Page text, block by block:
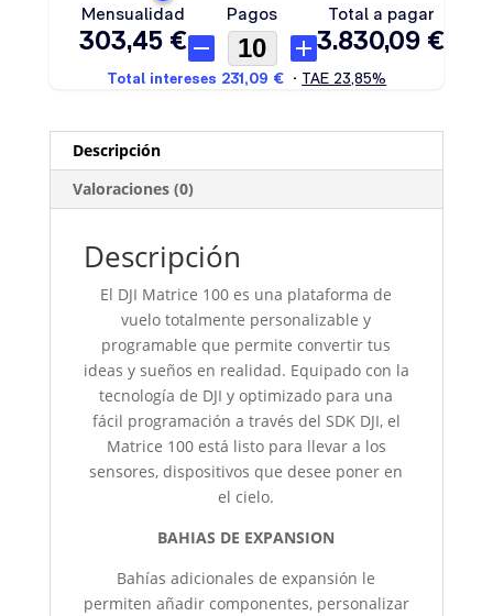
Descripción
Valoraciones (0)
Descripción
El DJI Matrice 100 es una plataforma de
vuelo totalmente personalizable y
programable que permite convertir tus
ideas y sueños en realidad. Equipado con la
tecnología de DJI y optimizado para una
fácil programación a través del SDK DJI, el
Matrice 100 está listo para llevar a los
sensores, dispositivos que desee poner en
el cielo.
BAHIAS DE EXPANSION
Bahías adicionales de expansión le
permiten añadir componentes, personalizar